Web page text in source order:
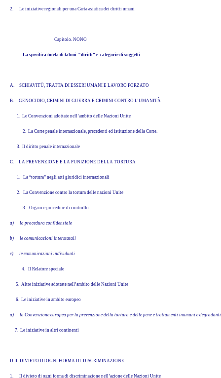
2. Le iniziative regionali per una Carta asiatica dei diritti umani
Capitolo. NONO
La specifica tutela di taluni “diritti” e categorie di soggetti
A. SCHIAVITÙ, TRATTA DI ESSERI UMANI E LAVORO FORZATO
B. GENOCIDIO, CRIMINI DI GUERRA E CRIMINI CONTRO L’UMANITÀ
1. Le Convenzioni adottate nell’ambito delle Nazioni Unite
2. La Corte penale internazionale, precedenti ed istituzione della Corte.
3. Il diritto penale internazionale
C. LA PREVENZIONE E LA PUNIZIONE DELLA TORTURA
1. La “tortura” negli atti giuridici internazionali
2. La Convenzione contro la tortura delle nazioni Unite
3. Organi e procedure di controllo
a) la procedura confidenziale
b) le comunicazioni interstatali
c) le comunicazioni individuali
4. Il Relatore speciale
5. Altre iniziative adottate nell’ambito delle Nazioni Unite
6. Le iniziative in ambito europeo
a) la Convenzione europea per la prevenzione della tortura e delle pene e trattamenti inumani e degradanti
7. Le iniziative in altri continenti
D.IL DIVIETO DI OGNI FORMA DI DISCRIMINAZIONE
1. Il divieto di ogni forma di discriminazione nell’azione delle Nazioni Unite